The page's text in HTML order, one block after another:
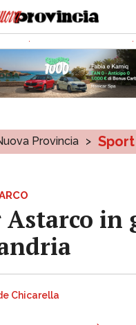
Provincia > Sport
Astarco in
Chicarella